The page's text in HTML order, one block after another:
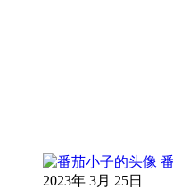
2023年 3月 25日